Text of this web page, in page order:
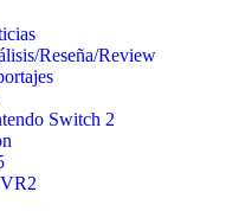
Reseña/Review
Switch 2